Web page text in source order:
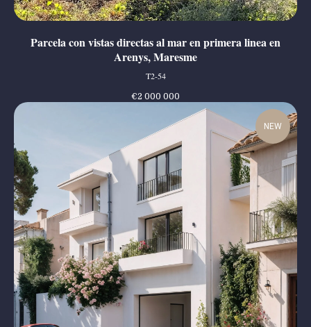
Parcela con vistas directas al mar en primera linea en
Arenys, Maresme
T2-54
€2 000 000
NEW